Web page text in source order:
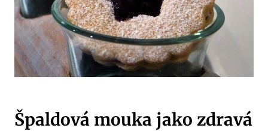
Špaldová mouka jako zdravá